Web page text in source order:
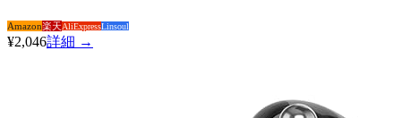
Amazon楽天AliExpressLinsoul
¥2,046詳細 →